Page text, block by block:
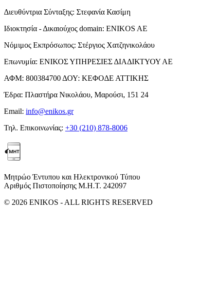
Διευθύντρια Σύνταξης: Στεφανία Κασίμη
Ιδιοκτησία - Δικαιούχος domain: ENIKOS AE
Νόμιμος Εκπρόσωπος: Στέργιος Χατζηνικολάου
Επωνυμία: ΕΝΙΚΟΣ ΥΠΗΡΕΣΙΕΣ ΔΙΑΔΙΚΤΥΟΥ ΑΕ
ΑΦΜ: 800384700 ΔΟΥ: ΚΕΦΟΔΕ ΑΤΤΙΚΗΣ
Έδρα: Πλαστήρα Νικολάου, Μαρούσι, 151 24
Email: info@enikos.gr
Τηλ. Επικοινωνίας: +30 (210) 878-8006
Μητρώο Έντυπου και Ηλεκτρονικού Τύπου
Αριθμός Πιστοποίησης Μ.Η.Τ. 242097
© 2026 ENIKOS - ALL RIGHTS RESERVED